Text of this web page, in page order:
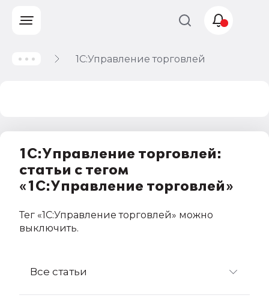
1С:Управление торговлей
1С:Управление торговлей:
статьи с тегом
«1С:Управление торговлей»
Тег «1С:Управление торговлей» можно
выключить.
Все статьи
Учет и